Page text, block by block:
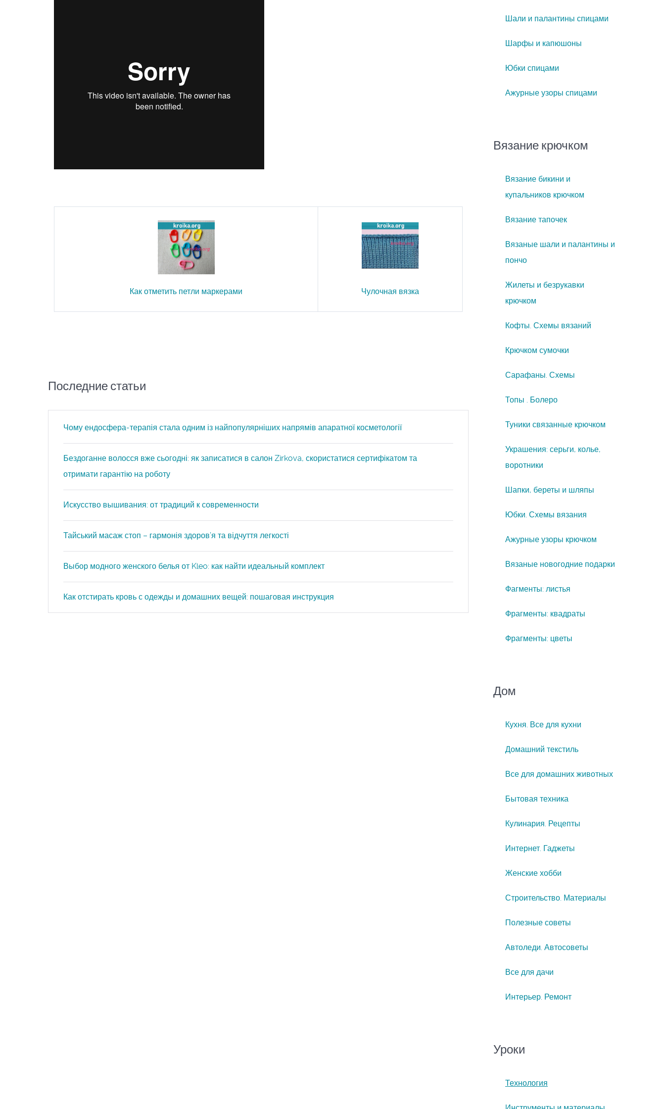
Как отметить петли маркерами Чулочная вязка
Последние статьи
Чому ендосфера-терапія стала одним із найпопулярніших напрямів апаратної косметології
Бездоганне волосся вже сьогодні: як записатися в салон Zirkova, скористатися сертифікатом та
отримати гарантію на роботу
Искусство вышивания: от традиций к современности
Тайський масаж стоп – гармонія здоров’я та відчуття легкості
Выбор модного женского белья от Kleo: как найти идеальный комплект
Как отстирать кровь с одежды и домашних вещей: пошаговая инструкция
Шали и палантины спицами
Шарфы и капюшоны
Юбки спицами
Ажурные узоры спицами
Вязание крючком
Вязание бикини и
купальников крючком
Вязание тапочек
Вязаные шали и палантины и
пончо
Жилеты и безрукавки
крючком
Кофты. Схемы вязаний
Крючком сумочки
Сарафаны. Схемы
Топы . Болеро
Туники связанные крючком
Украшения: серьги, колье,
воротники
Шапки, береты и шляпы
Юбки. Схемы вязания
Ажурные узоры крючком
Вязаные новогодние подарки
Фагменты: листья
Фрагменты: квадраты
Фрагменты: цветы
Дом
Кухня. Все для кухни
Домашний текстиль
Все для домашних животных
Бытовая техника
Кулинария. Рецепты
Интернет. Гаджеты
Женские хобби
Строительство. Материалы
Полезные советы
Автоледи. Автосоветы
Все для дачи
Интерьер. Ремонт
Уроки
Технология